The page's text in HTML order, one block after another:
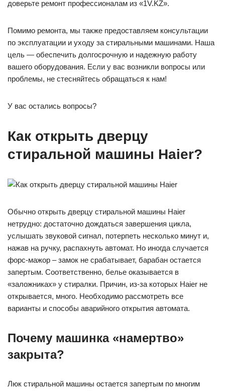
доверьте ремонт профессионалам из «1V.KZ».
Помимо ремонта, мы также предоставляем консультации
по эксплуатации и уходу за стиральными машинами. Наша
цель — обеспечить долгосрочную и надежную работу
вашего оборудования. Если у вас возникли вопросы или
проблемы, не стесняйтесь обращаться к нам!
У вас остались вопросы?
Как открыть дверцу
стиральной машины Haier?
Обычно открыть дверцу стиральной машины Haier
нетрудно: достаточно дождаться завершения цикла,
услышать звуковой сигнал, потерпеть несколько минут и,
нажав на ручку, распахнуть автомат. Но иногда случается
форс-мажор – замок не срабатывает, барабан остается
запертым. Соответственно, белье оказывается в
«заложниках» у стиралки. Причин, из-за которых Haier не
открывается, много. Необходимо рассмотреть все
варианты и способы аварийного открытия автомата.
Почему машинка «намертво»
закрыта?
Люк стиральной машины остается запертым по многим